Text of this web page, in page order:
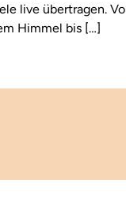
live übertragen.
Himmel bis […]